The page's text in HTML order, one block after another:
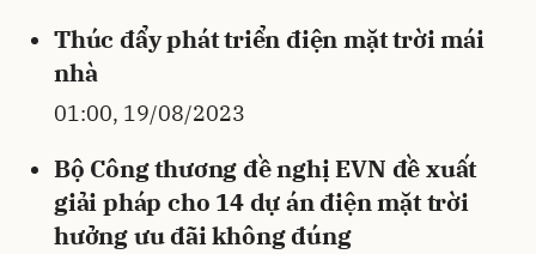
Thúc đẩy phát triển điện mặt trời mái
nhà
01:00, 19/08/2023
Bộ Công thương đề nghị EVN đề xuất
giải pháp cho 14 dự án điện mặt trời
hưởng ưu đãi không đúng